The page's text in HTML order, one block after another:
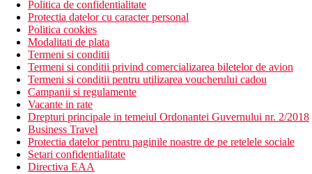
Politica de confidentialitate
Protectia datelor cu caracter personal
Politica cookies
Modalitati de plata
Termeni si conditii
Termeni si conditii privind comercializarea biletelor de avion
Termeni si conditii pentru utilizarea voucherului cadou
Campanii si regulamente
Vacante in rate
Drepturi principale in temeiul Ordonantei Guvernului nr. 2/2018
Business Travel
Protectia datelor pentru paginile noastre de pe retelele sociale
Setari confidentialitate
Directiva EAA